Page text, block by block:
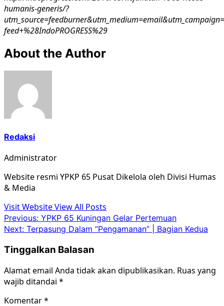
humanis-generis/?
feed+%28IndoPROGRESS%29
About the Author
Redaksi
Administrator
Website resmi YPKP 65 Pusat Dikelola oleh Divisi Humas
& Media
Visit WebsiteView All Posts
Post
navigation
Previous: YPKP 65 Kuningan Gelar Pertemuan
Next: Terpasung Dalam “Pengamanan” | Bagian Kedua
Tinggalkan Balasan
Alamat email Anda tidak akan dipublikasikan. Ruas yang
wajib ditandai *
Komentar*